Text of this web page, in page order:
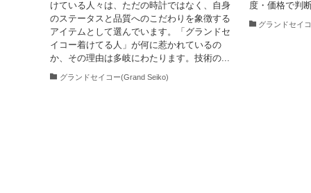
けている人々は、ただの時計ではなく、自身
のステータスと品質へのこだわりを象徴する
アイテムとして選んでいます。「グランドセ
イコー着けてる人」が何に惹かれているの
か、その理由は多岐にわたります。技術の...
グランドセイコー(Grand Seiko)
度・価格で判
グランドセイ